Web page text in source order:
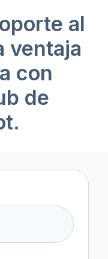
al
ventaja
con
de